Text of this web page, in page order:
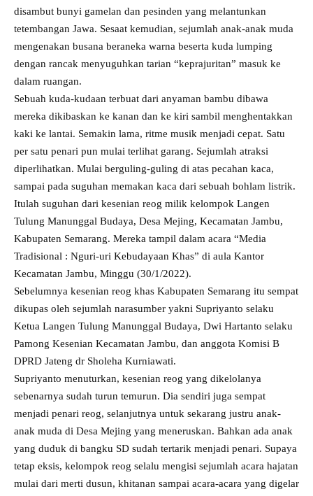
disambut bunyi gamelan dan pesinden yang melantunkan
tetembangan Jawa. Sesaat kemudian, sejumlah anak-anak muda
mengenakan busana beraneka warna beserta kuda lumping
dengan rancak menyuguhkan tarian “keprajuritan” masuk ke
dalam ruangan.
Sebuah kuda-kudaan terbuat dari anyaman bambu dibawa
mereka dikibaskan ke kanan dan ke kiri sambil menghentakkan
kaki ke lantai. Semakin lama, ritme musik menjadi cepat. Satu
per satu penari pun mulai terlihat garang. Sejumlah atraksi
diperlihatkan. Mulai berguling-guling di atas pecahan kaca,
sampai pada suguhan memakan kaca dari sebuah bohlam listrik.
Itulah suguhan dari kesenian reog milik kelompok Langen
Tulung Manunggal Budaya, Desa Mejing, Kecamatan Jambu,
Kabupaten Semarang. Mereka tampil dalam acara “Media
Tradisional : Nguri-uri Kebudayaan Khas” di aula Kantor
Kecamatan Jambu, Minggu (30/1/2022).
Sebelumnya kesenian reog khas Kabupaten Semarang itu sempat
dikupas oleh sejumlah narasumber yakni Supriyanto selaku
Ketua Langen Tulung Manunggal Budaya, Dwi Hartanto selaku
Pamong Kesenian Kecamatan Jambu, dan anggota Komisi B
DPRD Jateng dr Sholeha Kurniawati.
Supriyanto menuturkan, kesenian reog yang dikelolanya
sebenarnya sudah turun temurun. Dia sendiri juga sempat
menjadi penari reog, selanjutnya untuk sekarang justru anak-
anak muda di Desa Mejing yang meneruskan. Bahkan ada anak
yang duduk di bangku SD sudah tertarik menjadi penari. Supaya
tetap eksis, kelompok reog selalu mengisi sejumlah acara hajatan
mulai dari merti dusun, khitanan sampai acara-acara yang digelar